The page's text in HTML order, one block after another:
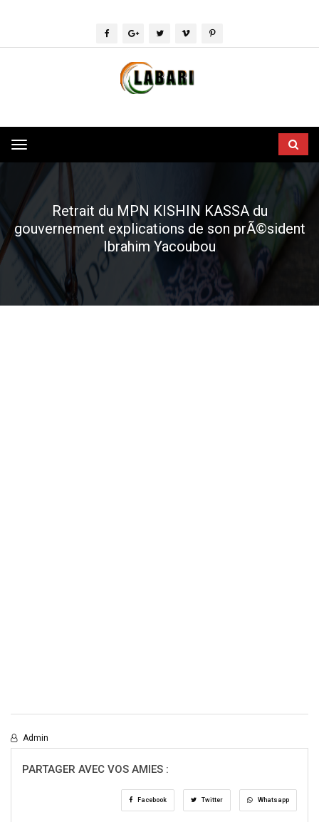
Toggle
navigation
Retrait du MPN KISHIN KASSA du
gouvernement explications de son prÃ©sident
Ibrahim Yacoubou
Admin
PARTAGER AVEC VOS AMIES :
Facebook Twitter Whatsapp